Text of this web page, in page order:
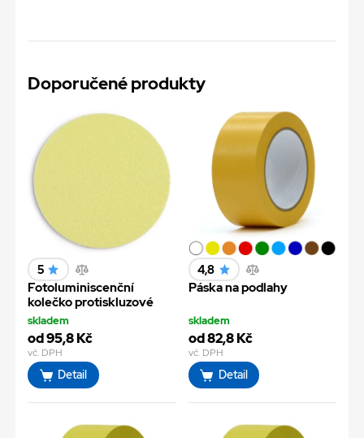
Doporučené produkty
5
Fotoluminiscenční
kolečko protiskluzové
skladem
od 95,8 Kč
vč. DPH
Detail
4,8
Páska na podlahy
skladem
od 82,8 Kč
vč. DPH
Detail